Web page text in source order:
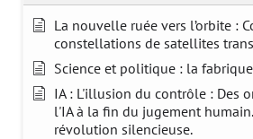
La nouvelle ruée vers l’orbite :
constellations de satellites
Science et politique : la
IA : L'illusion du contrôle : Des
l'IA à la fin du jugement
révolution silencieuse.